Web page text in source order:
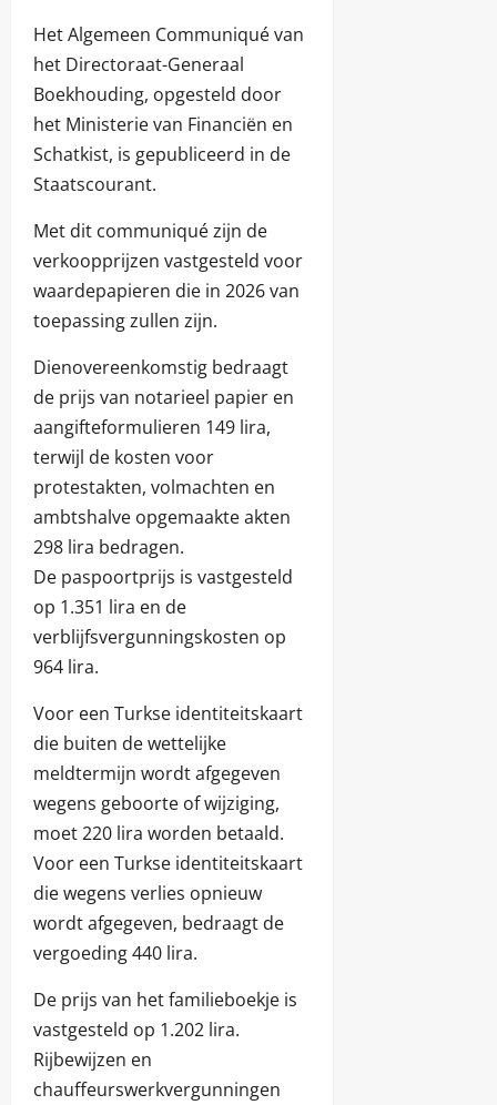
Het Algemeen Communiqué van
het Directoraat-Generaal
Boekhouding, opgesteld door
het Ministerie van Financiën en
Schatkist, is gepubliceerd in de
Staatscourant.
Met dit communiqué zijn de
verkoopprijzen vastgesteld voor
waardepapieren die in 2026 van
toepassing zullen zijn.
Dienovereenkomstig bedraagt
de prijs van notarieel papier en
aangifteformulieren 149 lira,
terwijl de kosten voor
protestakten, volmachten en
ambtshalve opgemaakte akten
298 lira bedragen.
De paspoortprijs is vastgesteld
op 1.351 lira en de
verblijfsvergunningskosten op
964 lira.
Voor een Turkse identiteitskaart
die buiten de wettelijke
meldtermijn wordt afgegeven
wegens geboorte of wijziging,
moet 220 lira worden betaald.
Voor een Turkse identiteitskaart
die wegens verlies opnieuw
wordt afgegeven, bedraagt de
vergoeding 440 lira.
De prijs van het familieboekje is
vastgesteld op 1.202 lira.
Rijbewijzen en
chauffeurswerkvergunningen